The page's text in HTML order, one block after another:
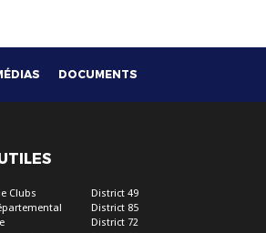
DOCUMENTS
Clubs
District 49
District 85
District 72